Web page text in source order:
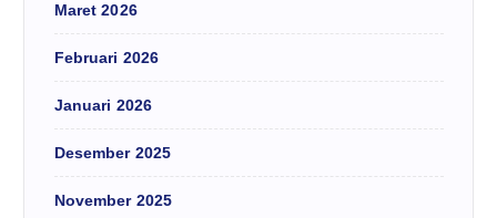
Maret 2026
Februari 2026
Januari 2026
Desember 2025
November 2025